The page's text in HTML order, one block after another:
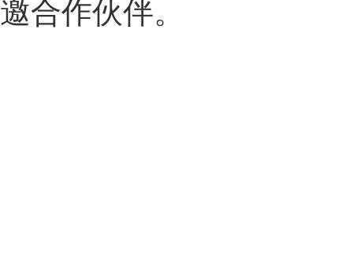
邀合作伙伴。